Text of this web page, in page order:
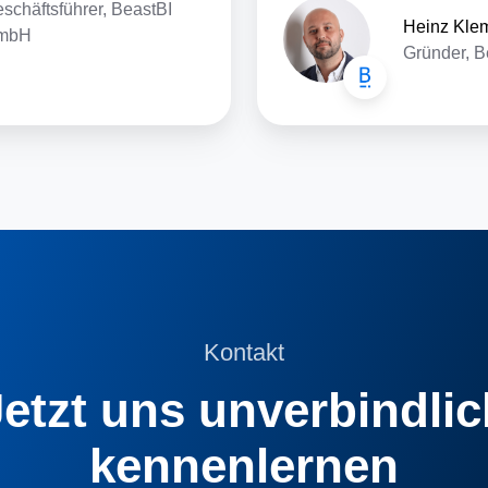
BeastBI
Heinz
Gründer,
Kontakt
uns
kennenlernen